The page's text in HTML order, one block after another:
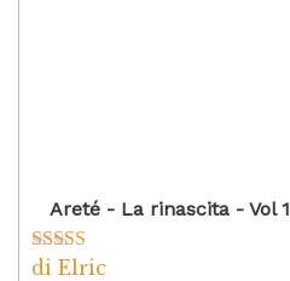
Areté - La rinascita - Vol 1
Valutato5
di Elric